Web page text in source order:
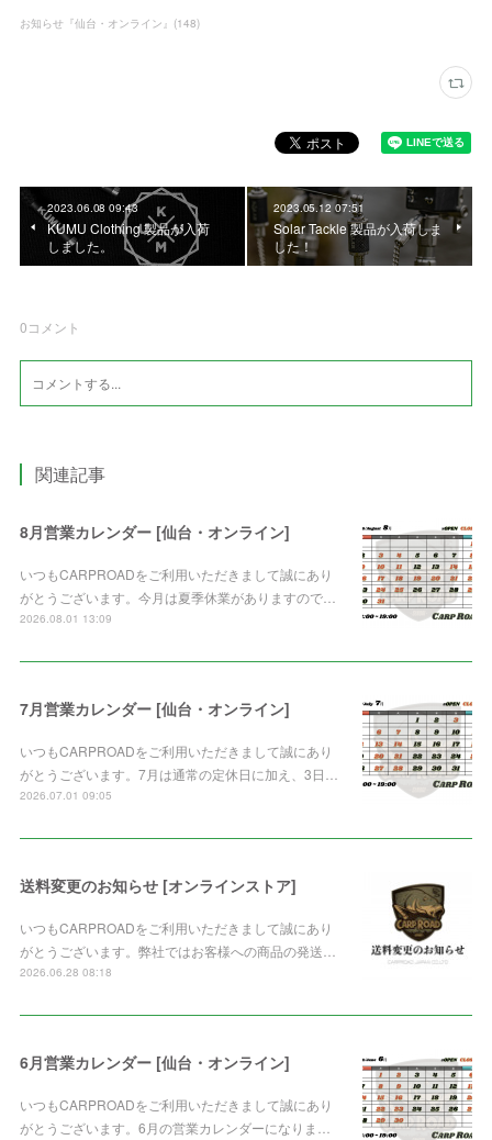
お知らせ『仙台・オンライン』 (148)
2023.06.08 09:43
KUMU Clothing 製品が入荷
しました。
2023.05.12 07:51
Solar Tackle 製品が入荷しま
した！
0コメント
関連記事
8月営業カレンダー [仙台・オンライン]
いつもCARPROADをご利用いただきまして誠にあり
がとうございます。今月は夏季休業がありますので…
2026.08.01 13:09
7月営業カレンダー [仙台・オンライン]
いつもCARPROADをご利用いただきまして誠にあり
がとうございます。7月は通常の定休日に加え、3日…
2026.07.01 09:05
送料変更のお知らせ [オンラインストア]
いつもCARPROADをご利用いただきまして誠にあり
がとうございます。弊社ではお客様への商品の発送…
2026.06.28 08:18
6月営業カレンダー [仙台・オンライン]
いつもCARPROADをご利用いただきまして誠にあり
がとうございます。6月の営業カレンダーになりま…